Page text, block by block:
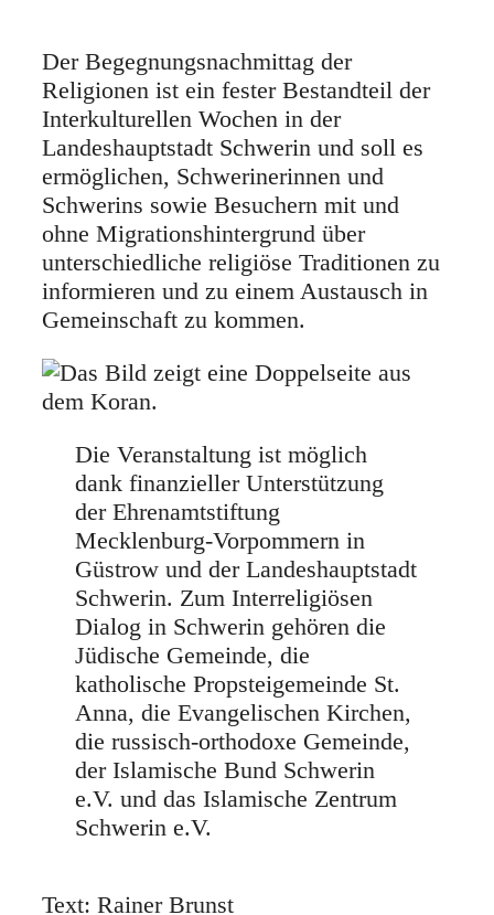
Der Begegnungsnachmittag der
Religionen ist ein fester Bestandteil der
Interkulturellen Wochen in der
Landeshauptstadt Schwerin und soll es
ermöglichen, Schwerinerinnen und
Schwerins sowie Besuchern mit und
ohne Migrationshintergrund über
unterschiedliche religiöse Traditionen zu
informieren und zu einem Austausch in
Gemeinschaft zu kommen.
Die Veranstaltung ist möglich
dank finanzieller Unterstützung
der Ehrenamtstiftung
Mecklenburg-Vorpommern in
Güstrow und der Landeshauptstadt
Schwerin. Zum Interreligiösen
Dialog in Schwerin gehören die
Jüdische Gemeinde, die
katholische Propsteigemeinde St.
Anna, die Evangelischen Kirchen,
die russisch-orthodoxe Gemeinde,
der Islamische Bund Schwerin
e.V. und das Islamische Zentrum
Schwerin e.V.
Text: Rainer Brunst